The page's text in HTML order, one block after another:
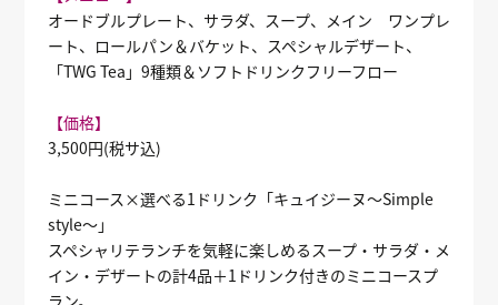
オードブルプレート、サラダ、スープ、メイン ワンプレ
ート、ロールパン＆バケット、スペシャルデザート、
「TWG Tea」9種類＆ソフトドリンクフリーフロー
【価格】
3,500円(税サ込)
ミニコース×選べる1ドリンク「キュイジーヌ～Simple
style～」
スペシャリテランチを気軽に楽しめるスープ・サラダ・メ
イン・デザートの計4品＋1ドリンク付きのミニコースプ
ラン。